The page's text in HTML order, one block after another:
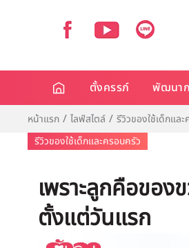
ตั้งครรภ์ พัฒนาก
หน้าแรก ไลฟ์สไตล์ รีวิวของใช้เด็กแล
รีวิวของใช้เด็กและครอบครัว
เพราะลูกคือขอ
ตั้งแต่วันแรก